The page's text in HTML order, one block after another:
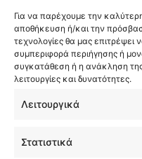
Για να παρέχουμε την
αποθήκευση ή/και την
τεχνολογίες θα μας
συμπεριφορά περιήγησης ή
συγκατάθεση ή η ανάκληση
λειτουργίες και δυνατότητες.
Λειτουργικά
Στατιστικά